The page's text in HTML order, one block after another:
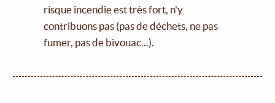
risque incendie est très fort, n'y
contribuons pas (pas de déchets, ne pas
fumer, pas de bivouac...).